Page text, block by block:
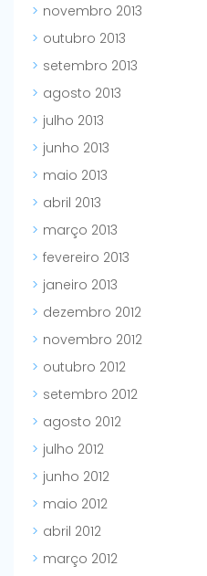
novembro 2013
outubro 2013
setembro 2013
agosto 2013
julho 2013
junho 2013
maio 2013
abril 2013
março 2013
fevereiro 2013
janeiro 2013
dezembro 2012
novembro 2012
outubro 2012
setembro 2012
agosto 2012
julho 2012
junho 2012
maio 2012
abril 2012
março 2012